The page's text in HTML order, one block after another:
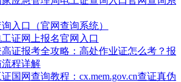
入口（官网查询系统）
工证网上报名官网入口
高证报考全攻略：高处作业证怎么考？报
程详解
国网查询教程：cx.mem.gov.cn查证真伪